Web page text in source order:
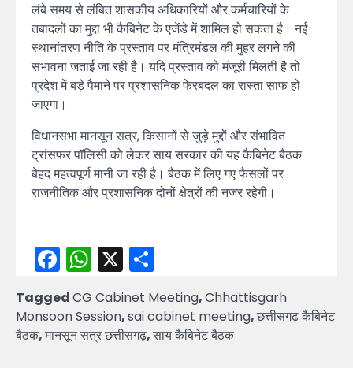
लंबे समय से लंबित शासकीय अधिकारियों और कर्मचारियों के
तबादलों का मुद्दा भी कैबिनेट के एजेंडे में शामिल हो सकता है। नई
स्थानांतरण नीति के प्रस्ताव पर मंत्रिमंडल की मुहर लगने की
संभावना जताई जा रही है। यदि प्रस्ताव को मंजूरी मिलती है तो
प्रदेश में बड़े पैमाने पर प्रशासनिक फेरबदल का रास्ता साफ हो
जाएगा।
विधानसभा मानसून सत्र, किसानों से जुड़े मुद्दों और संभावित
ट्रांसफर पॉलिसी को लेकर साय सरकार की यह कैबिनेट बैठक
बेहद महत्वपूर्ण मानी जा रही है। बैठक में लिए गए फैसलों पर
राजनीतिक और प्रशासनिक दोनों क्षेत्रों की नजर रहेगी।
Facebook
WhatsApp
X
TaggedCG Cabinet Meeting,Chhattisgarh
Monsoon Session,sai cabinet meeting,छत्तीसगढ़ कैबिनेट
बैठक,मानसून सत्र छत्तीसगढ़,साय कैबिनेट बैठक